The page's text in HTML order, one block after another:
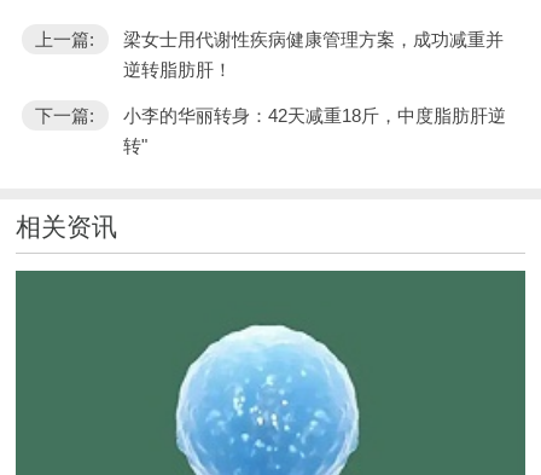
上一篇:
梁女士用代谢性疾病健康管理方案，成功减重并
逆转脂肪肝！
下一篇:
小李的华丽转身：42天减重18斤，中度脂肪肝逆
转"
相关资讯